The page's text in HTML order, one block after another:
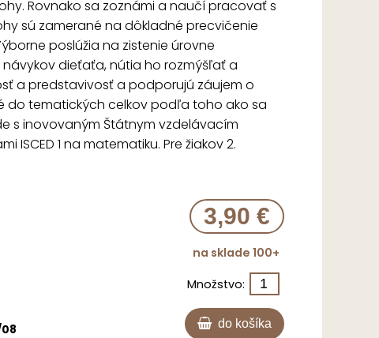
Rovnako sa zoznámi a naučí pracovať s
sú zamerané na dôkladné precvičenie
poslúžia na zistenie úrovne
dieťaťa, nútia ho rozmýšľať a
a predstavivosť a podporujú záujem o
do tematických celkov podľa toho ako sa
s inovovaným Štátnym vzdelávacím
ISCED 1 na matematiku. Pre žiakov 2.
3,90 €
na sklade 100+
Množstvo:
do košíka